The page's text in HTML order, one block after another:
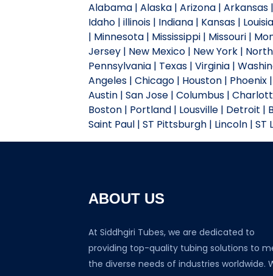
Alabama | Alaska | Arizona |
Idaho | illinois | Indiana | Kansas |
| Minnesota | Mississippi | Missouri |
Jersey | New Mexico | New York |
Pennsylvania | Texas | Virginia |
Angeles | Chicago | Houston | Phoenix
Austin | San Jose | Columbus |
Boston | Portland | Lousville | Detroit
Saint Paul | ST Pittsburgh | Lincoln |
ABOUT US
At Siddhgiri Tubes, we are dedicated to
providing top-quality tubing solutions to
the diverse needs of industries worldwide.